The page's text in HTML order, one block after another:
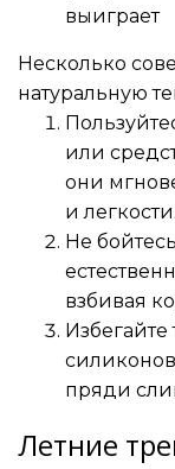
выиграет
Несколько
натуральную
или
они
и легкости.
Не
взбивая
пряди
Летние